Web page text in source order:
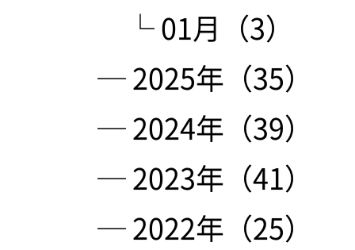
└ 01月（3）
─ 2025年（35）
─ 2024年（39）
─ 2023年（41）
─ 2022年（25）